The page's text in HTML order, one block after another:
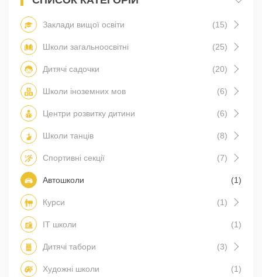
Заклади вищої освіти (15)
Школи загальноосвітні (25)
Дитячі садочки (20)
Школи іноземних мов (6)
Центри розвитку дитини (6)
Школи танців (8)
Спортивні секції (7)
Автошколи (1)
Курси (1)
IT школи (1)
Дитячі табори (3)
Художні школи (1)